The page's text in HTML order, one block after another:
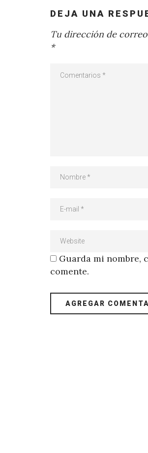
DEJA UNA
Tu dirección de
*
Guarda mi nombre,
comente.